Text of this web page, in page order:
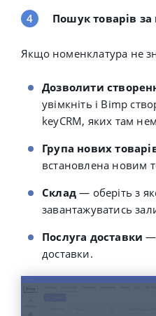
Пошук товарів
Якщо номенклатура не
Дозволити
увімкніть і Bimp
keyCRM, яких там
Група нових
встановлена новим
Склад — оберітьз
завантажуватись
Послуга доставки —
доставки.